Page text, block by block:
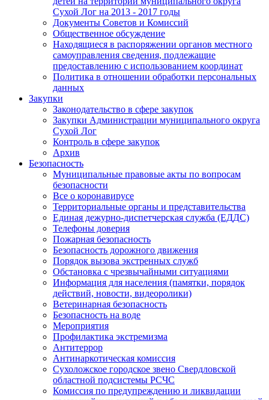
Сухой Лог на 2013 - 2017 годы
Документы Советов и Комиссий
Общественное обсуждение
Находящиеся в распоряжении органов местного
самоуправления сведения, подлежащие
предоставлению с использованием координат
Политика в отношении обработки персональных
данных
Закупки
Законодательство в сфере закупок
Закупки Администрации муниципального округа
Сухой Лог
Контроль в сфере закупок
Архив
Безопасность
Муниципальные правовые акты по вопросам
безопасности
Все о коронавирусе
Территориальные органы и представительства
Единая дежурно-диспетчерская служба (ЕДДС)
Телефоны доверия
Пожарная безопасность
Безопасность дорожного движения
Порядок вызова экстренных служб
Обстановка с чрезвычайными ситуациями
Информация для населения (памятки, порядок
действий, новости, видеоролики)
Ветеринарная безопасность
Безопасность на воде
Мероприятия
Профилактика экстремизма
Антитеррор
Антинаркотическая комиссия
Сухоложское городское звено Свердловской
областной подсистемы РСЧС
Комиссия по предупреждению и ликвидации